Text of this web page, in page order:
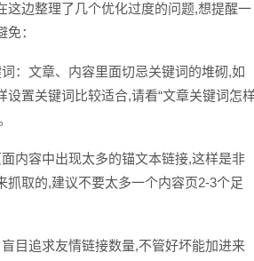
这边整理了几个优化过度的问题,想提醒一
：
文章、内容里面切忌关键词的堆砌,如
设置关键词比较适合,请看“文章关键词怎
容中出现太多的锚文本链接,这样是非
抓取的,建议不要太多一个内容页2-3个足
追求友情链接数量,不管好坏能加进来